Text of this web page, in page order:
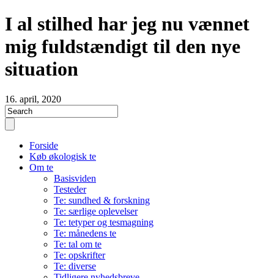
I al stilhed har jeg nu vænnet
mig fuldstændigt til den nye
situation
16. april, 2020
Forside
Køb økologisk te
Om te
Basisviden
Testeder
Te: sundhed & forskning
Te: særlige oplevelser
Te: tetyper og tesmagning
Te: månedens te
Te: tal om te
Te: opskrifter
Te: diverse